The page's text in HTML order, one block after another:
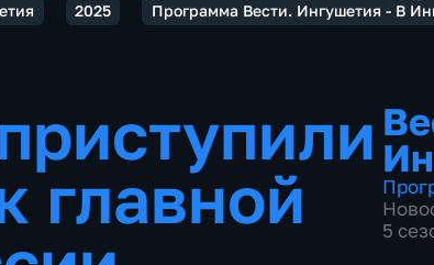
2025 Программа Вести. Ингушетия - В
главной
5